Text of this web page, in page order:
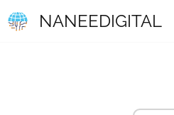
NANEEDIGITAL